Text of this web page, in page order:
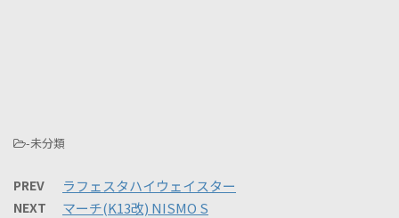
-未分類
PREV ラフェスタハイウェイスター
NEXT マーチ(K13改) NISMO S